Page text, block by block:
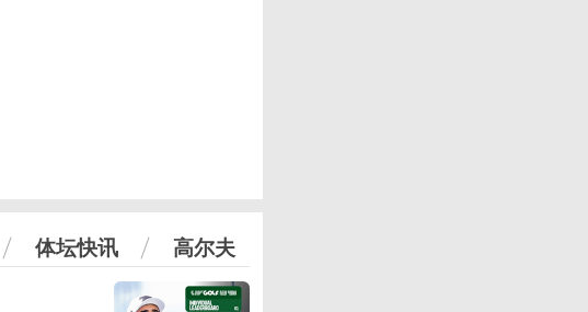
体坛快讯 高尔夫